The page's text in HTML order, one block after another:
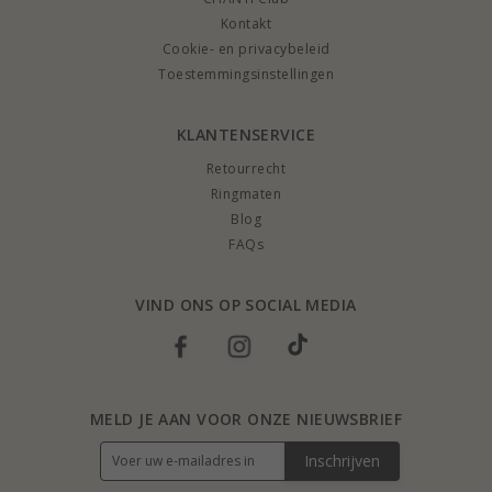
Kontakt
Cookie- en privacybeleid
Toestemmingsinstellingen
KLANTENSERVICE
Retourrecht
Ringmaten
Blog
FAQs
VIND ONS OP SOCIAL MEDIA
MELD JE AAN VOOR ONZE NIEUWSBRIEF
Inschrijven